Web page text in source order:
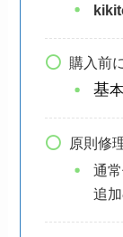
購入前
基
原則修
通
追